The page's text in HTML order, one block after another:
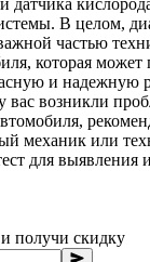
датчика
В целом,
частью
которая может
и надежную
вас возникли
механик или
для выявления
получи скидку